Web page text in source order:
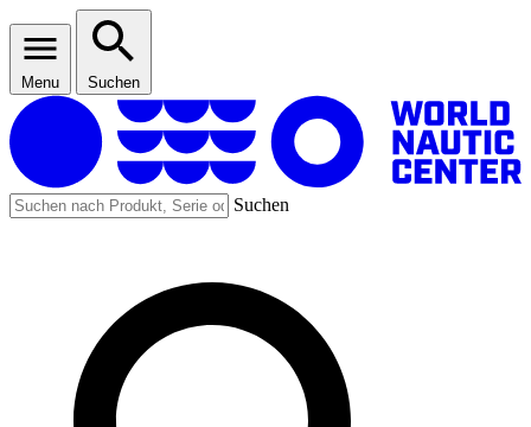
Menu Suchen
Suchen